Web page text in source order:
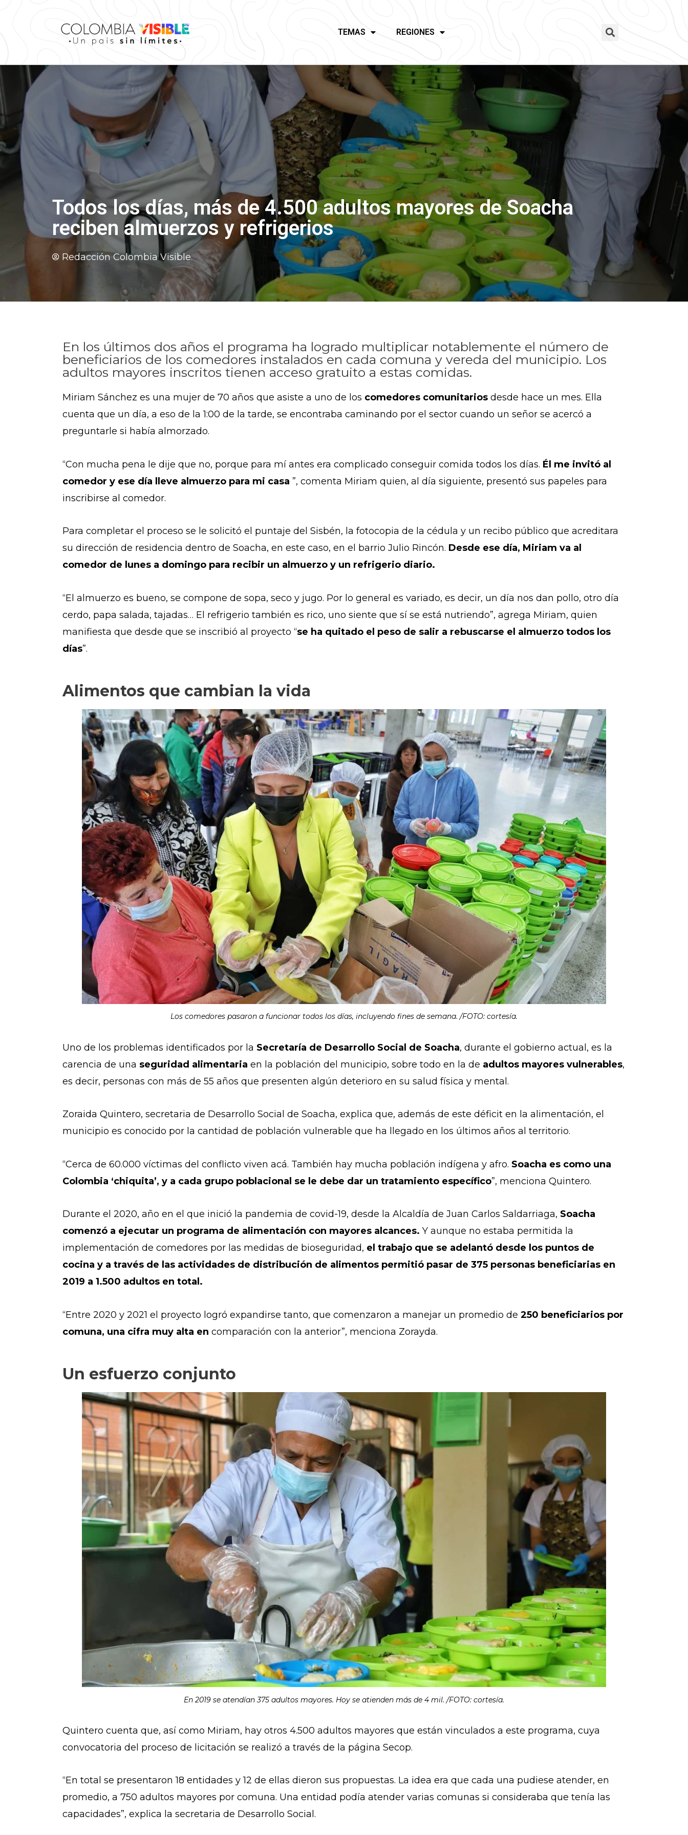
TEMAS REGIONES
Todos los días, más de 4.500 adultos mayores de Soacha
reciben almuerzos y refrigerios
Redacción Colombia Visible
En los últimos dos años el programa ha logrado multiplicar notablemente el número de
beneficiarios de los comedores instalados en cada comuna y vereda del municipio. Los
adultos mayores inscritos tienen acceso gratuito a estas comidas.
Miriam Sánchez es una mujer de 70 años que asiste a uno de los comedores comunitarios desde hace un mes. Ella
cuenta que un día, a eso de la 1:00 de la tarde, se encontraba caminando por el sector cuando un señor se acercó a
preguntarle si había almorzado.
“Con mucha pena le dije que no, porque para mí antes era complicado conseguir comida todos los días. Él me invitó al
comedor y ese día lleve almuerzo para mi casa ”, comenta Miriam quien, al día siguiente, presentó sus papeles para
inscribirse al comedor.
Para completar el proceso se le solicitó el puntaje del Sisbén, la fotocopia de la cédula y un recibo público que acreditara
su dirección de residencia dentro de Soacha, en este caso, en el barrio Julio Rincón. Desde ese día, Miriam va al
comedor de lunes a domingo para recibir un almuerzo y un refrigerio diario.
“El almuerzo es bueno, se compone de sopa, seco y jugo. Por lo general es variado, es decir, un día nos dan pollo, otro día
cerdo, papa salada, tajadas… El refrigerio también es rico, uno siente que sí se está nutriendo”, agrega Miriam, quien
manifiesta que desde que se inscribió al proyecto “se ha quitado el peso de salir a rebuscarse el almuerzo todos los
días”.
Alimentos que cambian la vida
Los comedores pasaron a funcionar todos los días, incluyendo fines de semana. /FOTO: cortesía.
Uno de los problemas identificados por la Secretaría de Desarrollo Social de Soacha, durante el gobierno actual, es la
carencia de una seguridad alimentaria en la población del municipio, sobre todo en la de adultos mayores vulnerables,
es decir, personas con más de 55 años que presenten algún deterioro en su salud física y mental.
Zoraida Quintero, secretaria de Desarrollo Social de Soacha, explica que, además de este déficit en la alimentación, el
municipio es conocido por la cantidad de población vulnerable que ha llegado en los últimos años al territorio.
“Cerca de 60.000 víctimas del conflicto viven acá. También hay mucha población indígena y afro. Soacha es como una
Colombia ‘chiquita’, y a cada grupo poblacional se le debe dar un tratamiento específico”, menciona Quintero.
Durante el 2020, año en el que inició la pandemia de covid-19, desde la Alcaldía de Juan Carlos Saldarriaga, Soacha
comenzó a ejecutar un programa de alimentación con mayores alcances. Y aunque no estaba permitida la
implementación de comedores por las medidas de bioseguridad, el trabajo que se adelantó desde los puntos de
cocina y a través de las actividades de distribución de alimentos permitió pasar de 375 personas beneficiarias en
2019 a 1.500 adultos en total.
“Entre 2020 y 2021 el proyecto logró expandirse tanto, que comenzaron a manejar un promedio de 250 beneficiarios por
comuna, una cifra muy alta en comparación con la anterior”, menciona Zorayda.
Un esfuerzo conjunto
En 2019 se atendían 375 adultos mayores. Hoy se atienden más de 4 mil. /FOTO: cortesía.
Quintero cuenta que, así como Miriam, hay otros 4.500 adultos mayores que están vinculados a este programa, cuya
convocatoria del proceso de licitación se realizó a través de la página Secop.
“En total se presentaron 18 entidades y 12 de ellas dieron sus propuestas. La idea era que cada una pudiese atender, en
promedio, a 750 adultos mayores por comuna. Una entidad podía atender varias comunas si consideraba que tenía las
capacidades”, explica la secretaria de Desarrollo Social.